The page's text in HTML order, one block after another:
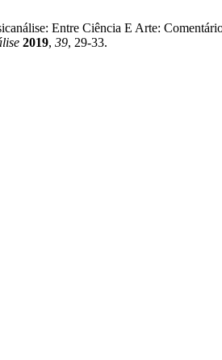
Entre Ciência E Arte:
2019, 39, 29-33.